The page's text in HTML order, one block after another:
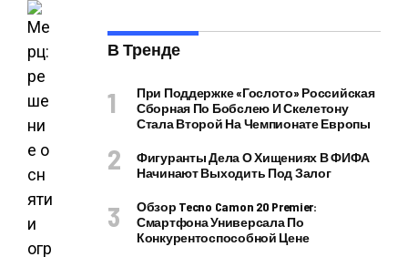
В Тренде
При Поддержке «Гослото» Российская
Сборная По Бобслею И Скелетону
Стала Второй На Чемпионате Европы
Фигуранты Дела О Хищениях В ФИФА
Начинают Выходить Под Залог
Обзор Tecno Camon 20 Premier:
Смартфона Универсала По
Конкурентоспособной Цене